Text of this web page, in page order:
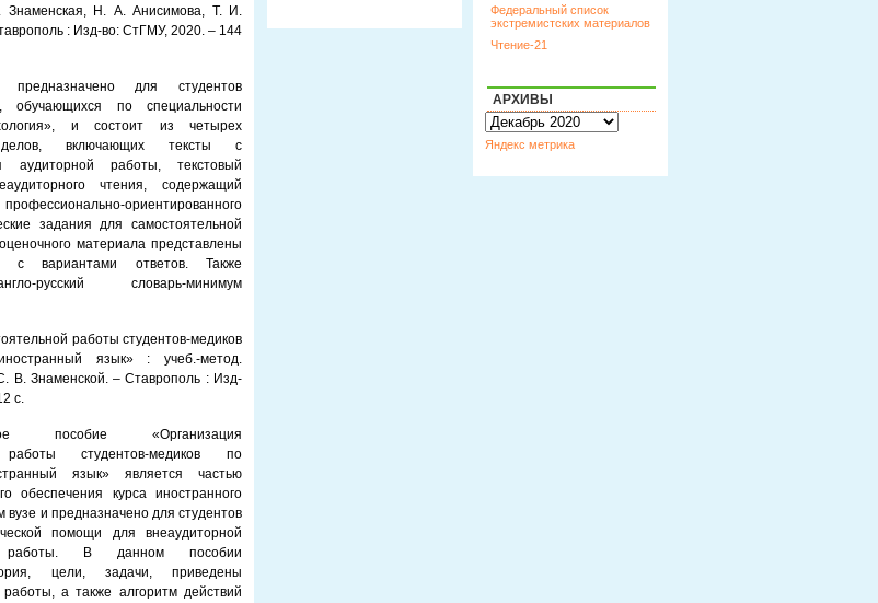
Знаменская, Н. А. Анисимова, Т. И.
: Изд-во: СтГМУ, 2020. – 144
предназначено для студентов
обучающихся по специальности
и состоит из четырех
включающих тексты с
аудиторной работы, текстовый
чтения, содержащий
ориентированного
задания для самостоятельной
материала представлены
с вариантами ответов. Также
русский словарь-минимум
работы студентов-медиков
язык» : учеб.-метод.
В. Знаменской. – Ставрополь : Изд-
с.
пособие «Организация
работы студентов-медиков по
язык» является частью
обеспечения курса иностранного
вузе и предназначено для студентов
помощи для внеаудиторной
работы. В данном пособии
цели, задачи, приведены
а также алгоритм действий
Федеральный список
экстремистских материалов
Чтение-21
АРХИВЫ
Архивы
Яндекс метрика